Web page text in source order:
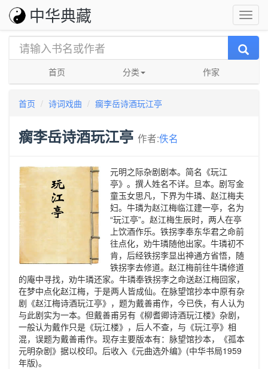
中华典藏
首页 分类 作家
首页 诗词戏曲 瘸李岳诗酒玩江亭
瘸李岳诗酒玩江亭 作者:佚名
元明之际杂剧剧本。简名《玩江
亭》。撰人姓名不详。旦本。剧写金
童玉女思凡，下界为牛璘、赵江梅夫
妇。牛璘为赵江梅临江建一亭，名为
“玩江亭”。赵江梅生辰时，两人在亭
上饮酒作乐。铁拐李奉东华君之命前
往点化，劝牛璘随他出家。牛璘初不
肯，后经铁拐李显出神通方省悟，随
铁拐李去修道。赵江梅前往牛璘修道
的庵中寻找，劝牛璘还家。牛璘奉铁拐李之命送赵江梅回家，
在梦中点化赵江梅，于是两人皆成仙。在脉望馆抄本中原有杂
剧《赵江梅诗酒玩江亭》，题为戴善甫作，今已佚，有人认为
与此剧实为一本。但戴善甫另有《柳耆卿诗酒玩江楼》杂剧，
一般认为戴作只是《玩江楼》，后人不查，与《玩江亭》相
混，误题为戴善甫作。现存主要版本有：脉望馆抄本，《孤本
元明杂剧》据以校印。后收入《元曲选外编》(中华书局1959
年版)。